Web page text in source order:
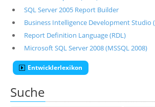
SQL Server 2005 Report Builder
Business Intelligence Development Studio
Report Definition Language (RDL)
Microsoft SQL Server 2008 (MSSQL 2008)
Entwicklerlexikon
Suche